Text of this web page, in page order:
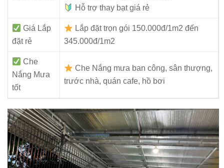
Hỗ trợ thay bạt giá rẻ
Giá Lắp
đặt rẻ
Lắp đặt trọn gói 150.000đ/1m2 đến
345.000đ/1m2
Che
Nắng Mưa
tốt
Che Nắng mưa ban công, sân thượng,
trước nhà, quán cafe, hồ bơi